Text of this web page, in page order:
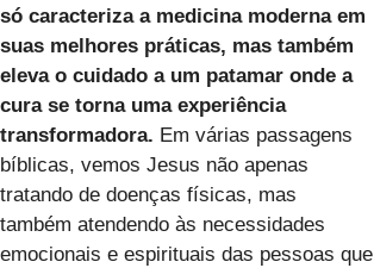
só caracteriza a medicina moderna em
suas melhores práticas, mas também
eleva o cuidado a um patamar onde a
cura se torna uma experiência
transformadora. Em várias passagens
bíblicas, vemos Jesus não apenas
tratando de doenças físicas, mas
também atendendo às necessidades
emocionais e espirituais das pessoas que